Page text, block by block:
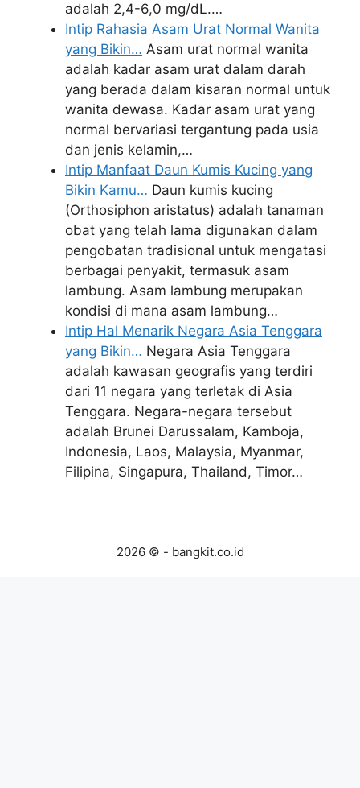
adalah 2,4-6,0 mg/dL.…
Intip Rahasia Asam Urat Normal Wanita
yang Bikin… Asam urat normal wanita
adalah kadar asam urat dalam darah
yang berada dalam kisaran normal untuk
wanita dewasa. Kadar asam urat yang
normal bervariasi tergantung pada usia
dan jenis kelamin,…
Intip Manfaat Daun Kumis Kucing yang
Bikin Kamu… Daun kumis kucing
(Orthosiphon aristatus) adalah tanaman
obat yang telah lama digunakan dalam
pengobatan tradisional untuk mengatasi
berbagai penyakit, termasuk asam
lambung. Asam lambung merupakan
kondisi di mana asam lambung…
Intip Hal Menarik Negara Asia Tenggara
yang Bikin… Negara Asia Tenggara
adalah kawasan geografis yang terdiri
dari 11 negara yang terletak di Asia
Tenggara. Negara-negara tersebut
adalah Brunei Darussalam, Kamboja,
Indonesia, Laos, Malaysia, Myanmar,
Filipina, Singapura, Thailand, Timor…
2026 © - bangkit.co.id